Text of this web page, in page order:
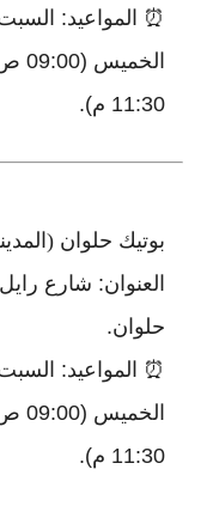
11:30 م).
بوتيك حلوان
العنوان: شارع
حلوان.
11:30 م).